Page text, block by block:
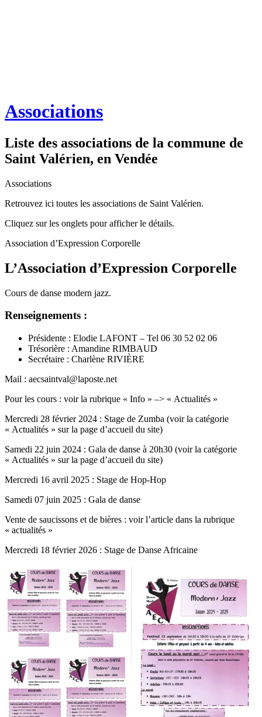
Associations
Liste des associations de la commune de
Saint Valérien, en Vendée
Associations
Retrouvez ici toutes les associations de Saint Valérien.
Cliquez sur les onglets pour afficher le détails.
Association d’Expression Corporelle
L’Association d’Expression Corporelle
Cours de danse modern jazz.
Renseignements :
Présidente : Elodie LAFONT – Tel 06 30 52 02 06
Trésorière : Amandine RIMBAUD
Secrétaire : Charlène RIVIÈRE
Mail : aecsaintval@laposte.net
Pour les cours : voir la rubrique « Info » –> « Actualités »
Mercredi 28 février 2024 : Stage de Zumba (voir la catégorie
« Actualités » sur la page d’accueil du site)
Samedi 22 juin 2024 : Gala de danse à 20h30 (voir la catégorie
« Actualités » sur la page d’accueil du site)
Mercredi 16 avril 2025 : Stage de Hop-Hop
Samedi 07 juin 2025 : Gala de danse
Vente de saucissons et de bières : voir l’article dans la rubrique
« actualités »
Mercredi 18 février 2026 : Stage de Danse Africaine